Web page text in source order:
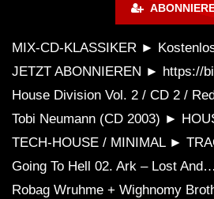
MIX-CD-KLASSIKER ►
JETZT ABONNIEREN ► https://
House Division Vol. 2 / CD 2 /
Tobi Neumann (CD 2003) ►
TECH-HOUSE / MINIMAL ►
Going To Hell 02. Ark – Lost
Robag Wruhme + Wighnomy